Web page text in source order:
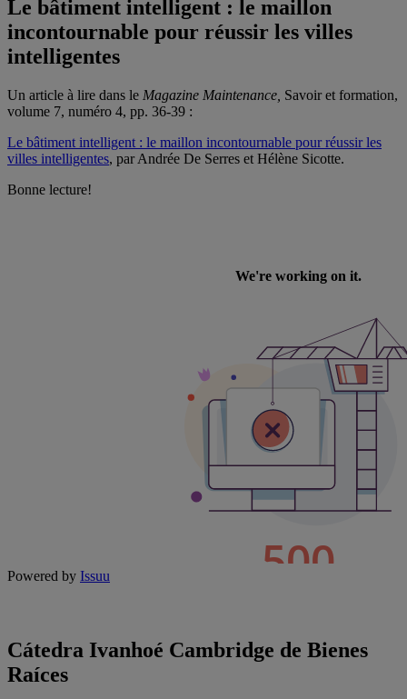
Le bâtiment intelligent : le maillon
incontournable pour réussir les villes
intelligentes
Un article à lire dans le Magazine Maintenance, Savoir et formation,
volume 7, numéro 4, pp. 36-39 :
Le bâtiment intelligent : le maillon incontournable pour réussir les
villes intelligentes, par Andrée De Serres et Hélène Sicotte.
Bonne lecture!
Powered by Issuu
Cátedra Ivanhoé Cambridge de Bienes
Raíces